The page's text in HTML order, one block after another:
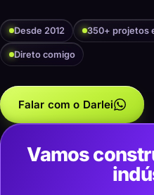
Desde 2012 350+ projetos
Direto comigo
Falar com o Darlei
Vamos